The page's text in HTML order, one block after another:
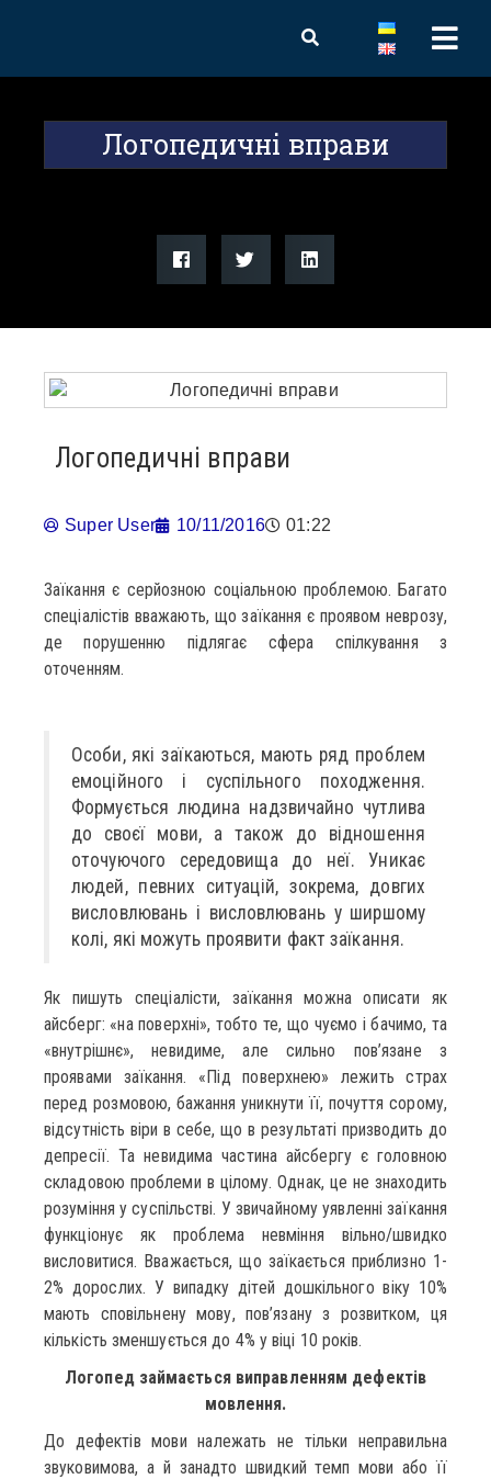
Логопедичні вправи
Логопедичні вправи
Super User 10/11/2016 01:22
Заїкання є серйозною соціальною проблемою. Багато
спеціалістів вважають, що заїкання є проявом неврозу,
де порушенню підлягає сфера спілкування з
оточенням.
Особи, які заїкаються, мають ряд проблем
емоційного і суспільного походження.
Формується людина надзвичайно чутлива
до своєї мови, а також до відношення
оточуючого середовища до неї. Уникає
людей, певних ситуацій, зокрема, довгих
висловлювань і висловлювань у ширшому
колі, які можуть проявити факт заїкання.
Як пишуть спеціалісти, заїкання можна описати як
айсберг: «на поверхні», тобто те, що чуємо і бачимо, та
«внутрішнє», невидиме, але сильно пов’язане з
проявами заїкання. «Під поверхнею» лежить страх
перед розмовою, бажання уникнути її, почуття сорому,
відсутність віри в себе, що в результаті призводить до
депресії. Та невидима частина айсбергу є головною
складовою проблеми в цілому. Однак, це не знаходить
розуміння у суспільстві. У звичайному уявленні заїкання
функціонує як проблема невміння вільно/швидко
висловитися. Вважається, що заїкається приблизно 1-
2% дорослих. У випадку дітей дошкільного віку 10%
мають сповільнену мову, пов’язану з розвитком, ця
кількість зменшується до 4% у віці 10 років.
Логопед займається виправленням дефектів
мовлення.
До дефектів мови належать не тільки неправильна
звуковимова, а й занадто швидкий темп мови або її